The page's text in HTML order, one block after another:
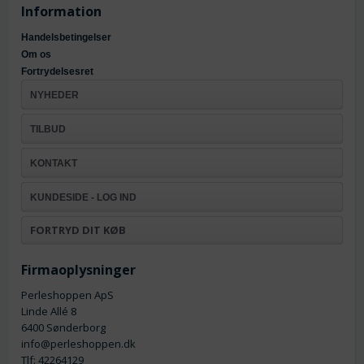
Information
Handelsbetingelser
Om os
Fortrydelsesret
NYHEDER
TILBUD
KONTAKT
KUNDESIDE - LOG IND
FORTRYD DIT KØB
Firmaoplysninger
Perleshoppen ApS
Linde Allé 8
6400 Sønderborg
info@perleshoppen.dk
Tlf: 42264129